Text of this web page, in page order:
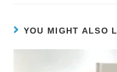
YOU MIGHT ALSO